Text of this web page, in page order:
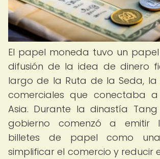
El papel moneda tuvo un
difusión de la idea de dinero
largo de la Ruta de la Seda,
comerciales que conectaba
Asia. Durante la dinastía
gobierno comenzó a emitir
billetes de papel como
simplificar el comercio y reducir